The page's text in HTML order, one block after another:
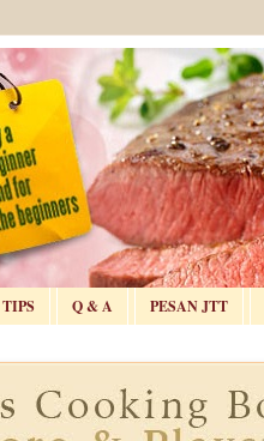
TIPS Q & A PESAN JTT